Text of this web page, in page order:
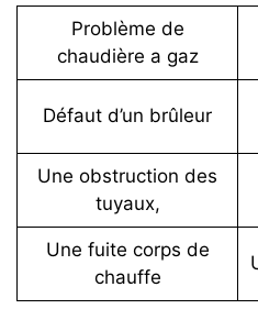
Problème de
chaudière a gaz
Défaut d’un brûleur
Une obstruction des
tuyaux,
Une fuite corps de
chauffe